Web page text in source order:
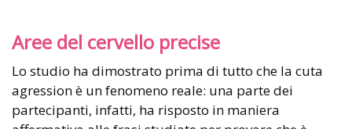
Aree del cervello precise
Lo studio ha dimostrato prima di tutto che la cuta
agression è un fenomeno reale: una parte dei
partecipanti, infatti, ha risposto in maniera